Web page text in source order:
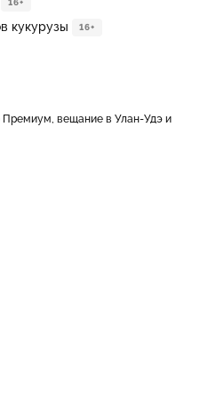
16+
кукурузы 16+
вещание в Улан-Удэ и